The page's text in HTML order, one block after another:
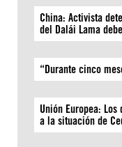
China: Activista
del Dalái Lama
“Durante cinco
Unión Europea:
a la situación de